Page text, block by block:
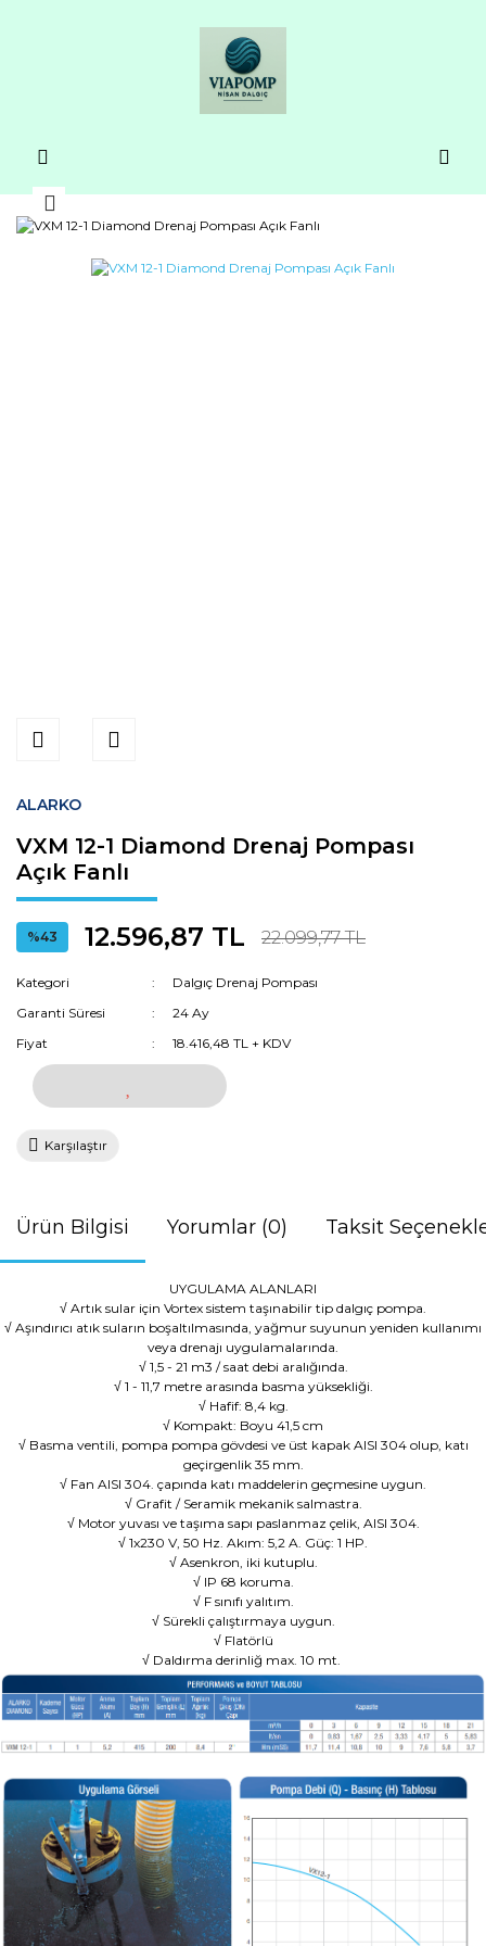
ALARKO
VXM 12-1 Diamond Drenaj Pompası
Açık Fanlı
%43 12.596,87 TL 22.099,77 TL
Kategori
Dalgıç Drenaj Pompası
Garanti Süresi
24 Ay
Fiyat
18.416,48 TL + KDV
Karşılaştır
Ürün Bilgisi Yorumlar (0) Taksit
UYGULAMA ALANLARI
√ Artık sular için Vortex sistem taşınabilir tip dalgıç pompa.
√ Aşındırıcı atık suların boşaltılmasında, yağmur suyunun yeniden kullanımı
veya drenajı uygulamalarında.
√ 1,5 - 21 m3 / saat debi aralığında.
√ 1 - 11,7 metre arasında basma yüksekliği.
√ Hafif: 8,4 kg.
√ Kompakt: Boyu 41,5 cm
√ Basma ventili, pompa pompa gövdesi ve üst kapak AISI 304 olup, katı
geçirgenlik 35 mm.
√ Fan AISI 304. çapında katı maddelerin geçmesine uygun.
√ Grafit / Seramik mekanik salmastra.
√ Motor yuvası ve taşıma sapı paslanmaz çelik, AISI 304.
√ 1x230 V, 50 Hz. Akım: 5,2 A. Güç: 1 HP.
√ Asenkron, iki kutuplu.
√ IP 68 koruma.
√ F sınıfı yalıtım.
√ Sürekli çalıştırmaya uygun.
√ Flatörlü
√ Daldırma derinliğ max. 10 mt.